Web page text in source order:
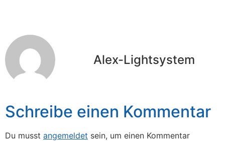
Alex-Lightsystem
Schreibe einen Kommentar
Du musst angemeldet sein, um einen Kommentar